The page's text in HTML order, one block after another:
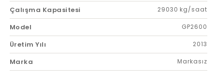
Çalışma Kapasitesi 29030 kg/saat
Model GP2600
Üretim Yılı 2013
Marka Markasız